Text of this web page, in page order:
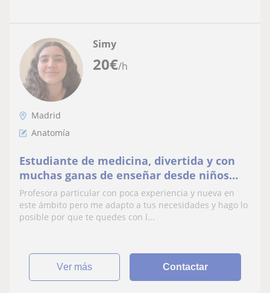
20€/h
Simy
Madrid
Anatomía
Estudiante de medicina, divertida y con
muchas ganas de enseñar desde niños
pequeños hasta adolescentes
Profesora particular con poca experiencia y nueva en
este ámbito pero me adapto a tus necesidades y hago lo
posible por que te quedes con l...
ver más Contactar